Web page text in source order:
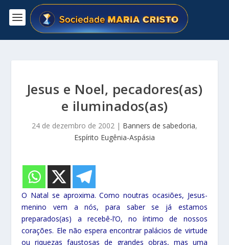
Jesus e Noel, pecadores(as)
e iluminados(as)
24 de dezembro de 2002 | Banners de sabedoria,
Espírito Eugênia-Aspásia
O Natal se aproxima. Como noutras ocasiões, Jesus-
menino vem a nós, para saber se já estamos
preparados(as) a recebê-l’O, no íntimo de nossos
corações. Ele não espera encontrar palácios de virtude
ou riquezas faustosas de grandes obras, mas uma